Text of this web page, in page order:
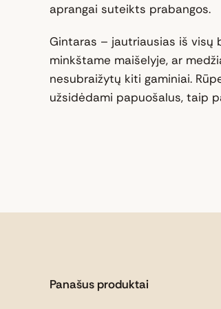
aprangai suteikts prabangos.
Gintaras – jautriausias iš visų
minkštame maišelyje, ar
nesubraižytų kiti gaminiai.
užsidėdami papuošalus, taip
Panašus produktai